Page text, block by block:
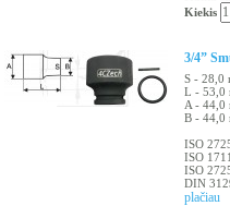
Kiekis
3/4”
S - 28,0
L - 53,0
A - 44,0
B - 44,0
ISO
ISO
ISO
DIN
plačiau